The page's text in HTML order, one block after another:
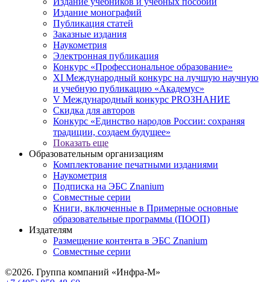
Издание монографий
Публикация статей
Заказные издания
Наукометрия
Электронная публикация
Конкурс «Профессиональное образование»
XI Международный конкурс на лучшую научную
и учебную публикацию «Академус»
V Международный конкурс PROЗНАНИЕ
Скидка для авторов
Конкурс «Единство народов России: сохраняя
традиции, создаем будущее»
Показать еще
Образовательным организациям
Комплектование печатными изданиями
Наукометрия
Подписка на ЭБС Znanium
Совместные серии
Книги, включенные в Примерные основные
образовательные программы (ПООП)
Издателям
Размещение контента в ЭБС Znanium
Совместные серии
©2026. Группа компаний «Инфра-М»